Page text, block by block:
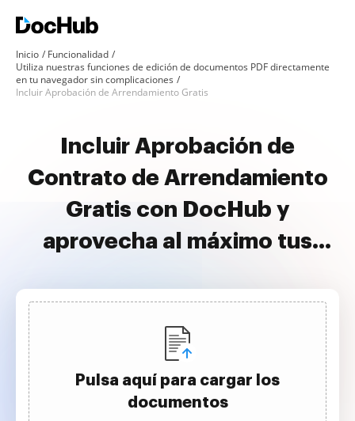
Inicio
Funcionalidad
Utiliza nuestras funciones de edición de documentos PDF directamente
en tu navegador sin complicaciones
Incluir Aprobación de Arrendamiento Gratis
Incluir Aprobación de
Contrato de Arrendamiento
Gratis con DocHub y
aprovecha al máximo tus
Pulsa aquí para cargar los
documentos